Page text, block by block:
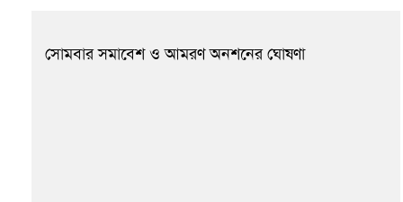
সোমবার সমাবেশ ও আমরণ অনশনের ঘোষণা